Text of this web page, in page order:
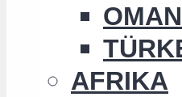
OMAN
AFRIKA